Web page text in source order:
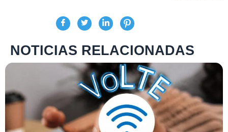
NOTICIAS RELACIONADAS